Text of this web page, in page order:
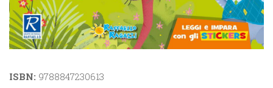
ISBN: 9788847230613